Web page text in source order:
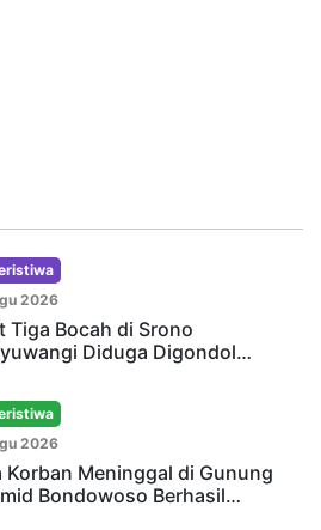
2026
Tiga Bocah di Srono
Diduga Digondol…
2026
Korban Meninggal di Gunung
Bondowoso Berhasil…